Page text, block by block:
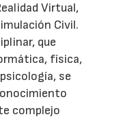
Virtual,
Civil.
que
física,
se
complejo